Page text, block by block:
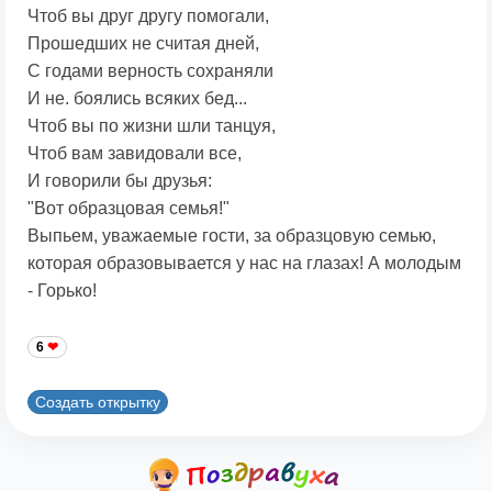
Чтоб вы друг другу помогали,
Прошедших не считая дней,
С годами верность сохраняли
И не. боялись всяких бед...
Чтоб вы по жизни шли танцуя,
Чтоб вам завидовали все,
И говорили бы друзья:
"Вот образцовая семья!"
Выпьем, уважаемые гости, за образцовую семью,
которая образовывается у нас на глазах! А молодым
- Горько!
6
Создать открытку